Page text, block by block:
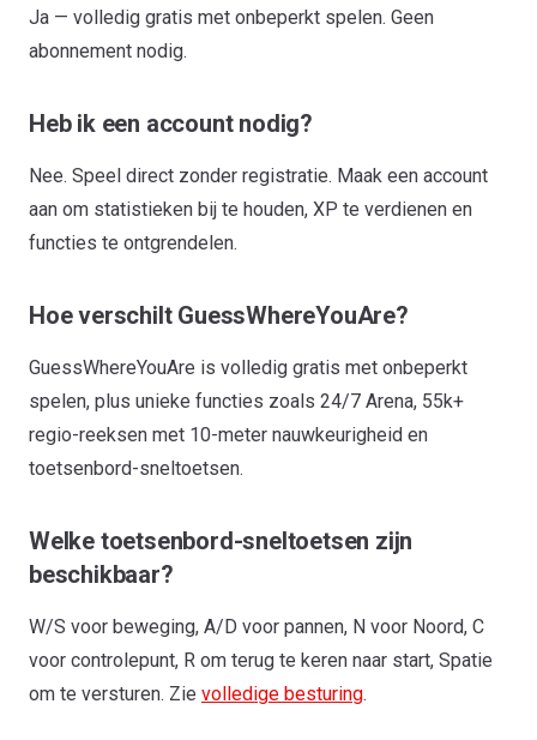
Ja — volledig gratis met onbeperkt spelen. Geen
abonnement nodig.
Heb ik een account nodig?
Nee. Speel direct zonder registratie. Maak een account
aan om statistieken bij te houden, XP te verdienen en
functies te ontgrendelen.
Hoe verschilt GuessWhereYouAre?
GuessWhereYouAre is volledig gratis met onbeperkt
spelen, plus unieke functies zoals 24/7 Arena, 55k+
regio-reeksen met 10-meter nauwkeurigheid en
toetsenbord-sneltoetsen.
Welke toetsenbord-sneltoetsen zijn
beschikbaar?
W/S voor beweging, A/D voor pannen, N voor Noord, C
voor controlepunt, R om terug te keren naar start, Spatie
om te versturen. Zie volledige besturing.